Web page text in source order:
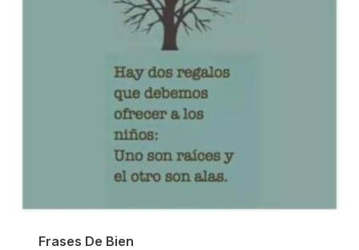
Frases De Bien